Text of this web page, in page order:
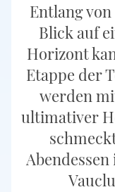
Entlang
Blick auf
Horizont
Etappe der
werden
ultimativer